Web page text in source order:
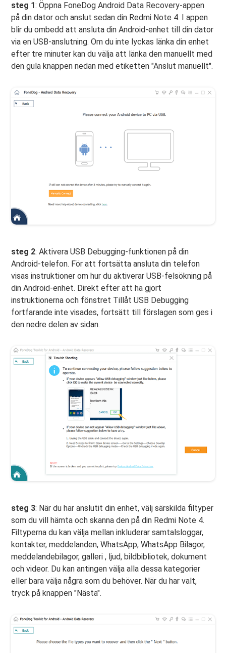
steg 1: Öppna FoneDog Android Data Recovery-appen
på din dator och anslut sedan din Redmi Note 4. I appen
blir du ombedd att ansluta din Android-enhet till din dator
via en USB-anslutning. Om du inte lyckas länka din enhet
efter tre minuter kan du välja att länka den manuellt med
den gula knappen nedan med etiketten "Anslut manuellt".
steg 2: Aktivera USB Debugging-funktionen på din
Android-telefon. För att fortsätta ansluta din telefon
visas instruktioner om hur du aktiverar USB-felsökning på
din Android-enhet. Direkt efter att ha gjort
instruktionerna och fönstret Tillåt USB Debugging
fortfarande inte visades, fortsätt till förslagen som ges i
den nedre delen av sidan.
steg 3: När du har anslutit din enhet, välj särskilda filtyper
som du vill hämta och skanna den på din Redmi Note 4.
Filtyperna du kan välja mellan inkluderar samtalsloggar,
kontakter, meddelanden, WhatsApp, WhatsApp Bilagor,
meddelandebilagor, galleri , ljud, bildbibliotek, dokument
och videor. Du kan antingen välja alla dessa kategorier
eller bara välja några som du behöver. När du har valt,
tryck på knappen "Nästa".